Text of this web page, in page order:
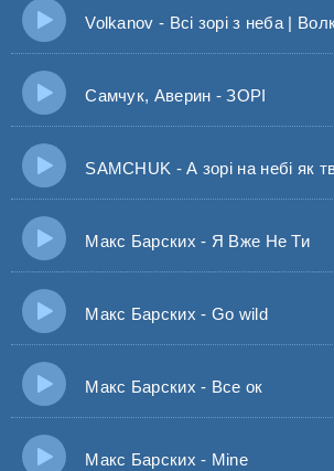
Volkanov - Всі зорі з неба | Волканов - Всі зорі з неба,
Самчук, Аверин - ЗОРІ
SAMCHUK - А зорі на небі як
Макс Барских - Я Вже Не Ти
Макс Барских - Go wild
Макс Барских - Все ок
Макс Барских - Mine